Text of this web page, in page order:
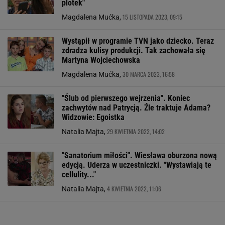
plotek"
Magdalena Mućka, 15 LISTOPADA 2023, 09:15
Wystąpił w programie TVN jako dziecko. Teraz
zdradza kulisy produkcji. Tak zachowała się
Martyna Wojciechowska
Magdalena Mućka, 30 MARCA 2023, 16:58
"Ślub od pierwszego wejrzenia". Koniec
zachwytów nad Patrycją. Źle traktuje Adama?
Widzowie: Egoistka
Natalia Majta, 29 KWIETNIA 2022, 14:02
"Sanatorium miłości". Wiesława oburzona nową
edycją. Uderza w uczestniczki. "Wystawiają te
cellulity..."
Natalia Majta, 4 KWIETNIA 2022, 11:06